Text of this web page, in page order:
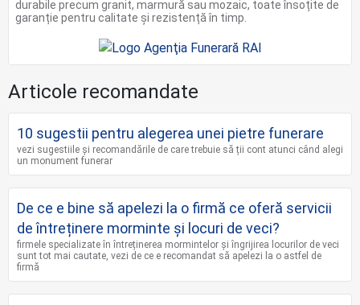
durabile precum granit, marmură sau mozaic, toate însoțite de
garanție pentru calitate și rezistență în timp.
Articole recomandate
10 sugestii pentru alegerea unei pietre funerare
vezi sugestiile și recomandările de care trebuie să ții cont atunci când alegi
un monument funerar
De ce e bine să apelezi la o firmă ce oferă servicii
de întreținere morminte și locuri de veci?
firmele specializate în întreținerea mormintelor și îngrijirea locurilor de veci
sunt tot mai cautate, vezi de ce e recomandat să apelezi la o astfel de
firmă